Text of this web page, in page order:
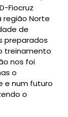
Fiocruz
região Norte
de
preparados
treinamento
nos foi
o
e num futuro
o